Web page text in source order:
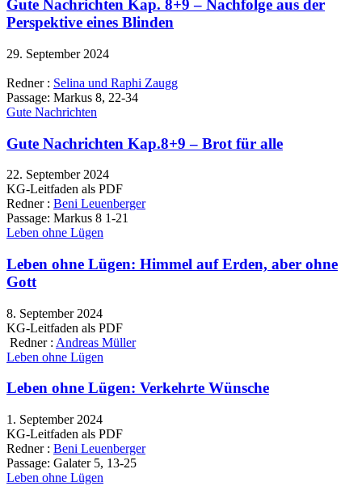
Gute Nachrichten Kap. 8+9 – Nachfolge aus der
Perspektive eines Blinden
29. September 2024
Redner : Selina und Raphi Zaugg
Passage: Markus 8, 22-34
Gute Nachrichten
Gute Nachrichten Kap.8+9 – Brot für alle
22. September 2024
KG-Leitfaden als PDF
Redner : Beni Leuenberger
Passage: Markus 8 1-21
Leben ohne Lügen
Leben ohne Lügen: Himmel auf Erden, aber ohne
Gott
8. September 2024
KG-Leitfaden als PDF
Redner : Andreas Müller
Leben ohne Lügen
Leben ohne Lügen: Verkehrte Wünsche
1. September 2024
KG-Leitfaden als PDF
Redner : Beni Leuenberger
Passage: Galater 5, 13-25
Leben ohne Lügen